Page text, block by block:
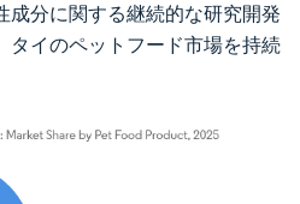
成分に関する継続的な研究開発
タイのペットフード市場を持続